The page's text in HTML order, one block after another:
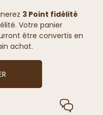
3 Point fidélité
Votre panier
être convertis en
achat.